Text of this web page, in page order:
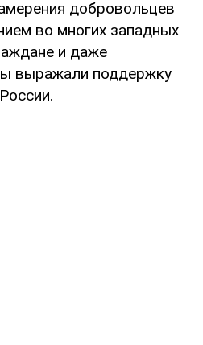
добровольцев
во многих западных
и даже
выражали поддержку